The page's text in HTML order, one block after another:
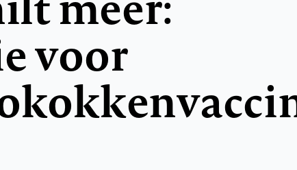
voor